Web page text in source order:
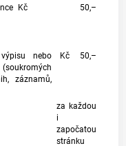
Kč 50,–
nebo
záznamů,
Kč 50,–
za každou
i
započatou
stránku